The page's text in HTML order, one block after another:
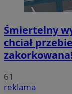
Śmiertelny
chciał
61
reklama